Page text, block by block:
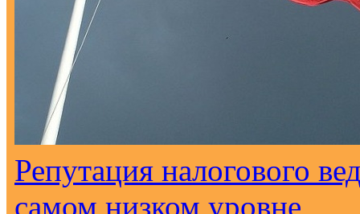
Репутация налогового
самом низком уровне